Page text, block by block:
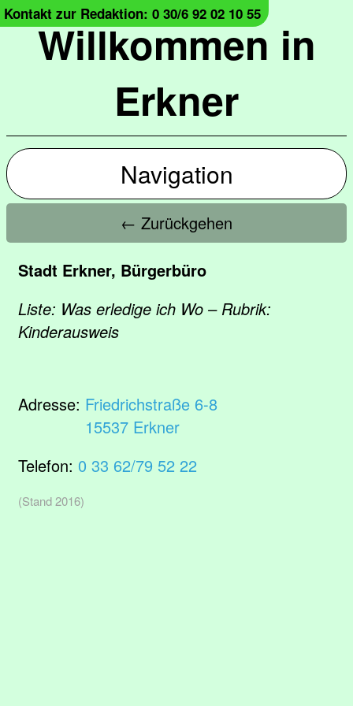
Willkommen in
Erkner
Kontakt zur Redaktion: 0 30/6 92 02 10 55
Navigation
← Zurückgehen
Stadt Erkner, Bürgerbüro
Liste: Was erledige ich Wo – Rubrik:
Kinderausweis
Adresse: Friedrichstraße 6-8
15537 Erkner
Telefon: 0 33 62/79 52 22
(Stand 2016)